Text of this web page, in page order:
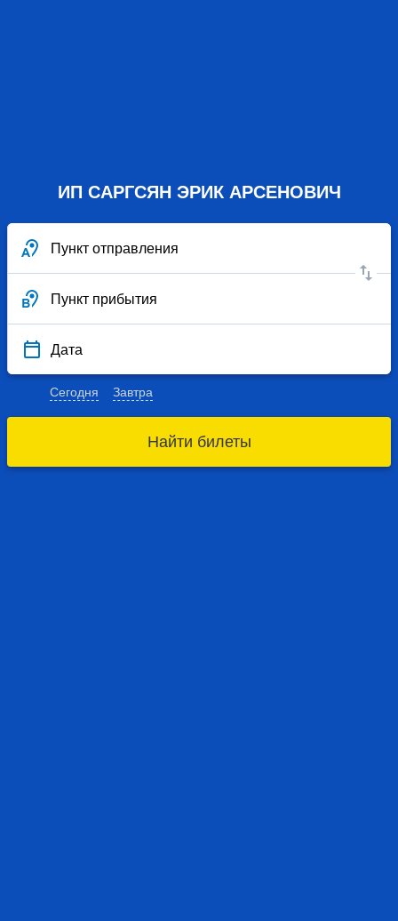
ИП САРГСЯН ЭРИК АРСЕНОВИЧ
Пункт отправления
Пункт прибытия
Дата
Сегодня Завтра
Найти билеты